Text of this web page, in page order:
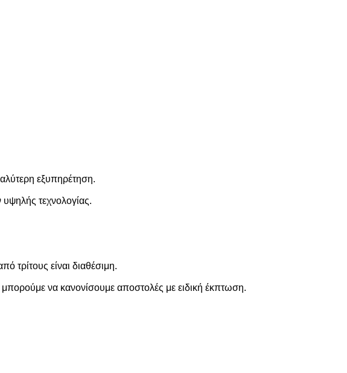
εξυπηρέτηση.
τεχνολογίας.
τρίτους είναι διαθέσιμη.
να κανονίσουμε αποστολές με ειδική έκπτωση.